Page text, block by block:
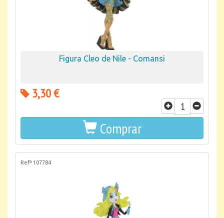
Figura Cleo de Nile - Comansi
3,30 €
Comprar
Refª 107784